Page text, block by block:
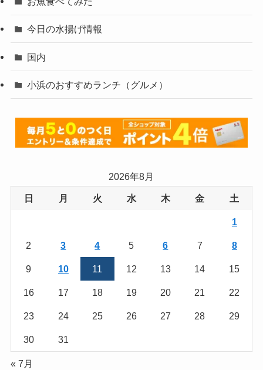
今日の水揚げ情報
国内
小浜のおすすめランチ（グルメ）
2026年8月
日 月 火 水 木 金 土
1
2 3 4 5 6 7 8
9 10 11 12 13 14 15
16 17 18 19 20 21 22
23 24 25 26 27 28 29
30 31
« 7月